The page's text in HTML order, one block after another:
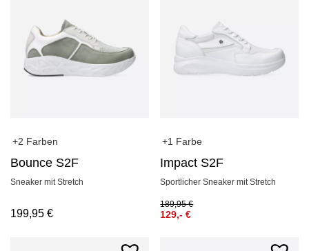
+2 Farben
Bounce S2F
Sneaker mit Stretch
199,95 €
+1 Farbe
Impact S2F
Sportlicher Sneaker mit Stretch
189,95€
129,-€